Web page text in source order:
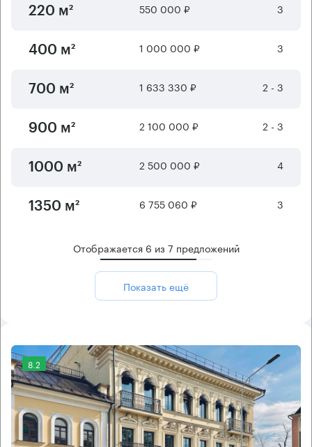
220 м² 550 000 ₽ 3
400 м² 1 000 000 ₽ 3
700 м² 1 633 330 ₽ 2 - 3
900 м² 2 100 000 ₽ 2 - 3
1000 м² 2 500 000 ₽ 4
1350 м² 6 755 060 ₽ 3
Отображается 6 из7 предложений
Показать ещё
8.2